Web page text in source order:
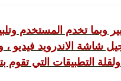
وبما تخدم المستخدم
شاشة الاندرويد فيديو ،
التطبيقات التي تقوم